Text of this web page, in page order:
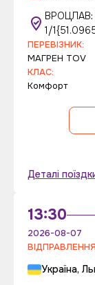
ВРОЦЛАВ:
1/
ПЕРЕВІЗНИК:
МAГPЕН ТОV
КЛАС:
Комфорт
Деталі
13:30
2026-08-07
ВІДПРАВЛЕННЯ
Україна,